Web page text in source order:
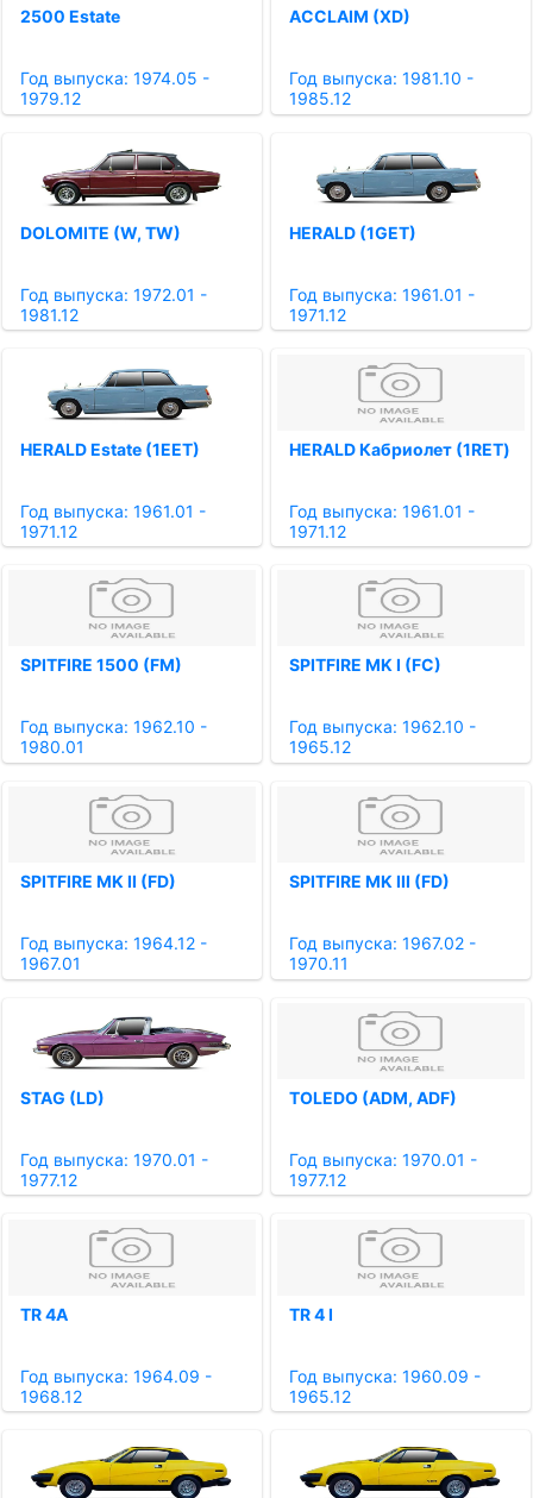
2500 Estate
Год выпуска: 1974.05 -
1979.12
ACCLAIM (XD)
Год выпуска: 1981.10 -
1985.12
DOLOMITE (W, TW)
Год выпуска: 1972.01 -
1981.12
HERALD (1GET)
Год выпуска: 1961.01 -
1971.12
HERALD Estate (1EET)
Год выпуска: 1961.01 -
1971.12
HERALD Кабриолет (1RET)
Год выпуска: 1961.01 -
1971.12
SPITFIRE 1500 (FM)
Год выпуска: 1962.10 -
1980.01
SPITFIRE MK I (FC)
Год выпуска: 1962.10 -
1965.12
SPITFIRE MK II (FD)
Год выпуска: 1964.12 -
1967.01
SPITFIRE MK III (FD)
Год выпуска: 1967.02 -
1970.11
STAG (LD)
Год выпуска: 1970.01 -
1977.12
TOLEDO (ADM, ADF)
Год выпуска: 1970.01 -
1977.12
TR 4A
Год выпуска: 1964.09 -
1968.12
TR 4 I
Год выпуска: 1960.09 -
1965.12